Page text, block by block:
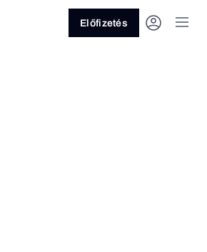
Előfizetés